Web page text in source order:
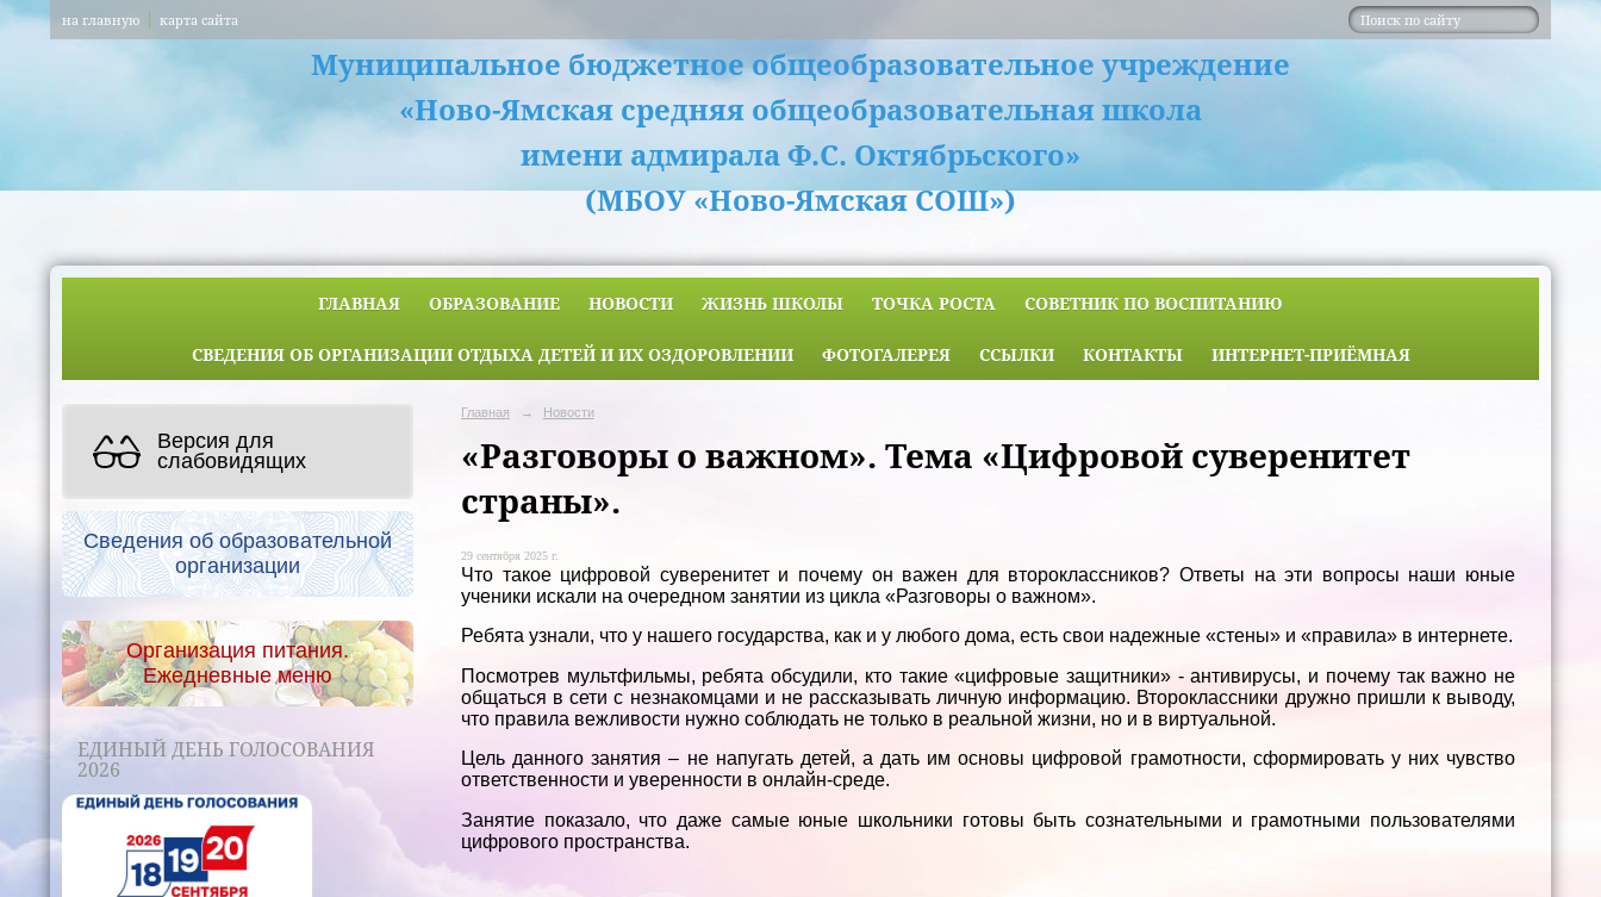
на главную карта сайта
Муниципальное бюджетное общеобразовательное учреждение
«Ново-Ямская средняя общеобразовательная школа
имени адмирала Ф.С. Октябрьского»
(МБОУ «Ново-Ямская СОШ»)
ГЛАВНАЯ ОБРАЗОВАНИЕ НОВОСТИ ЖИЗНЬ ШКОЛЫ ТОЧКА РОСТА СОВЕТНИК ПО ВОСПИТАНИЮ
СВЕДЕНИЯ ОБ ОРГАНИЗАЦИИ ОТДЫХА ДЕТЕЙ И ИХ ОЗДОРОВЛЕНИИ ФОТОГАЛЕРЕЯ ССЫЛКИ КОНТАКТЫ ИНТЕРНЕТ-ПРИЁМНАЯ
Версия для
слабовидящих
Сведения об образовательной
организации
Организация питания.
Ежедневные меню
ЕДИНЫЙ ДЕНЬ ГОЛОСОВАНИЯ
2026
Главная → Новости
«Разговоры о важном». Тема «Цифровой суверенитет
страны».
29 сентября 2025 г.
Что такое цифровой суверенитет и почему он важен для второклассников? Ответы на эти вопросы наши юные
ученики искали на очередном занятии из цикла «Разговоры о важном».
Ребята узнали, что у нашего государства, как и у любого дома, есть свои надежные «стены» и «правила» в интернете.
Посмотрев мультфильмы, ребята обсудили, кто такие «цифровые защитники» - антивирусы, и почему так важно не
общаться в сети с незнакомцами и не рассказывать личную информацию. Второклассники дружно пришли к выводу,
что правила вежливости нужно соблюдать не только в реальной жизни, но и в виртуальной.
Цель данного занятия – не напугать детей, а дать им основы цифровой грамотности, сформировать у них чувство
ответственности и уверенности в онлайн-среде.
Занятие показало, что даже самые юные школьники готовы быть сознательными и грамотными пользователями
цифрового пространства.